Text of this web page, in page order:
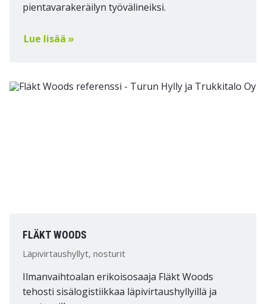
pientavarakeräilyn työvälineiksi.
Lue lisää »
FLÄKT WOODS
Läpivirtaushyllyt, nosturit
Ilmanvaihtoalan erikoisosaaja Fläkt Woods
tehosti sisälogistiikkaa läpivirtaushyllyillä ja